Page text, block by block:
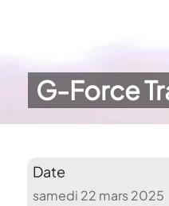
G-Force
Date
samedi 22 mars 2025